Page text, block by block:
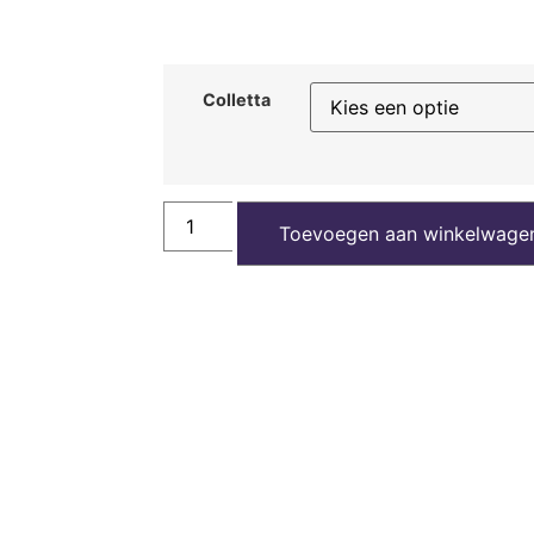
Colletta
Toevoegen aan